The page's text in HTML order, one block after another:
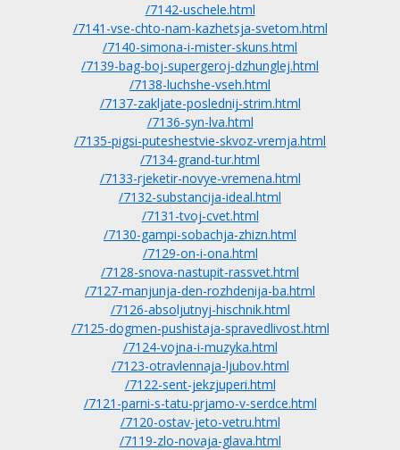
/7142-uschele.html
/7141-vse-chto-nam-kazhetsja-svetom.html
/7140-simona-i-mister-skuns.html
/7139-bag-boj-supergeroj-dzhunglej.html
/7138-luchshe-vseh.html
/7137-zakljate-poslednij-strim.html
/7136-syn-lva.html
/7135-pigsi-puteshestvie-skvoz-vremja.html
/7134-grand-tur.html
/7133-rjeketir-novye-vremena.html
/7132-substancija-ideal.html
/7131-tvoj-cvet.html
/7130-gampi-sobachja-zhizn.html
/7129-on-i-ona.html
/7128-snova-nastupit-rassvet.html
/7127-manjunja-den-rozhdenija-ba.html
/7126-absoljutnyj-hischnik.html
/7125-dogmen-pushistaja-spravedlivost.html
/7124-vojna-i-muzyka.html
/7123-otravlennaja-ljubov.html
/7122-sent-jekzjuperi.html
/7121-parni-s-tatu-prjamo-v-serdce.html
/7120-ostav-jeto-vetru.html
/7119-zlo-novaja-glava.html